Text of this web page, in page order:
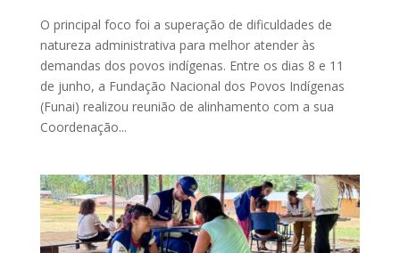
O principal foco foi a superação de dificuldades de
natureza administrativa para melhor atender às
demandas dos povos indígenas. Entre os dias 8 e 11
de junho, a Fundação Nacional dos Povos Indígenas
(Funai) realizou reunião de alinhamento com a sua
Coordenação...